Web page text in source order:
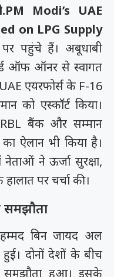
PM Modi’s UAE
on LPG Supply
पर पहुंचे हैं। अबूधाबी
ऑफ ऑनर से स्वागत
एयरफोर्स के F-16
को एस्कॉर्ट किया।
RBL बैंक और सम्मान
ऐलान भी किया है।
ने ऊर्जा सुरक्षा,
पर चर्चा की।
मोहम्मद बिन जायद अल
हुई। दोनों देशों के बीच
समझौता हुआ। इसके